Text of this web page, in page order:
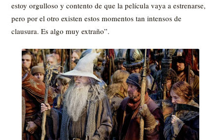
estoy orgulloso y contento de que la película vaya a estrenarse,
pero por el otro existen estos momentos tan intensos de
clausura. Es algo muy extraño”.